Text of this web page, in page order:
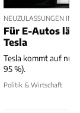
NEUZULASSUNGEN IM
Für E-Autos
Tesla
Tesla kommt auf nur
95 %).
Politik & Wirtschaft